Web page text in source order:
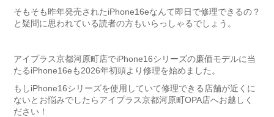
そもそも昨年発売されたiPhone16eなんて即日で修理できるの？
と疑問に思われている読者の方もいらっしゃるでしょう。
アイプラス京都河原町店でiPhone16シリーズの廉価モデルに当
たるiPhone16eも2026年初頭より修理を始めました。
もしiPhone16シリーズを使用していて修理できる店舗が近くに
ないとお悩みでしたらアイプラス京都河原町OPA店へお越しく
ださい！